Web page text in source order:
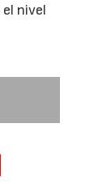
nivel